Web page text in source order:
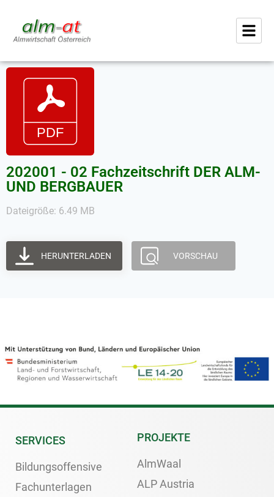
202001 - 02 Fachzeitschrift DER ALM-
UND BERGBAUER
Dateigröße: 6.49 MB
HERUNTERLADEN VORSCHAU
SERVICES
Bildungsoffensive
Fachunterlagen
PROJEKTE
AlmWaal
ALP Austria